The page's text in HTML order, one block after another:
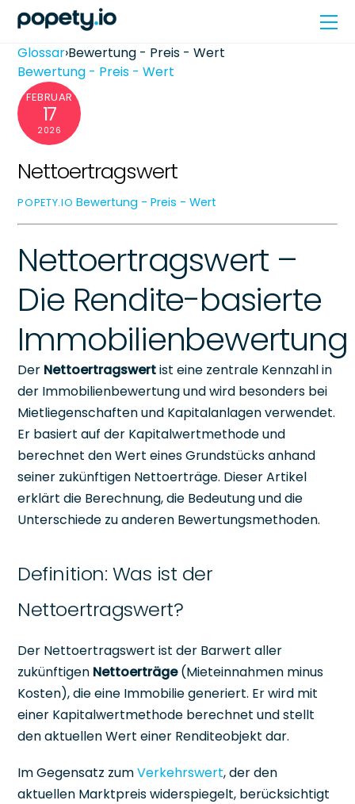
Skip
content
Glossar›Bewertung - Preis - Wert
Bewertung - Preis - Wert
FEBRUAR
17
2026
Nettoertragswert
POPETY.IO Bewertung - Preis - Wert
Nettoertragswert –
Die Rendite-basierte
Immobilienbewertung
Der Nettoertragswertist eine zentrale Kennzahl in
der Immobilienbewertung und wird besonders bei
Mietliegenschaften und Kapitalanlagen verwendet.
Er basiert auf der Kapitalwertmethode und
berechnet den Wert eines Grundstücks anhand
seiner zukünftigen Nettoerträge. Dieser Artikel
erklärt die Berechnung, die Bedeutung und die
Unterschiede zu anderen Bewertungsmethoden.
Definition: Was ist der
Nettoertragswert?
Der Nettoertragswert ist der Barwert aller
zukünftigen Nettoerträge(Mieteinnahmen minus
Kosten), die eine Immobilie generiert. Er wird mit
einer Kapitalwertmethode berechnet und stellt
den aktuellen Wert einer Renditeobjekt dar.
Im Gegensatz zumVerkehrswert, der den
aktuellen Marktpreis widerspiegelt, berücksichtigt